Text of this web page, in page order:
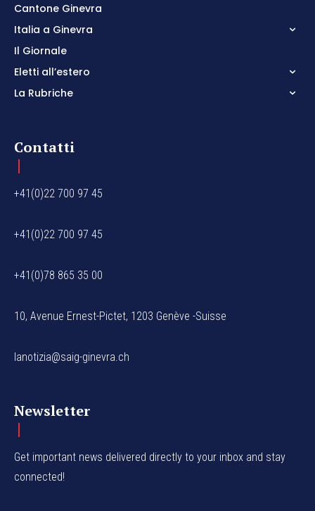
Cantone Ginevra
Italia a Ginevra
Il Giornale
Eletti all’estero
La Rubriche
Contatti
+41(0)22 700 97 45
+41(0)22 700 97 45
+41(0)78 865 35 00
10, Avenue Ernest-Pictet, 1203 Genève -Suisse
lanotizia@saig-ginevra.ch
Newsletter
Get important news delivered directly to your inbox and stay
connected!